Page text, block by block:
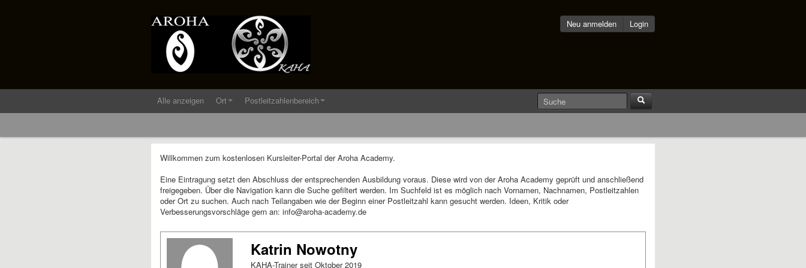
Neu anmelden Login
Alle anzeigen Ort Postleitzahlenbereich
Willkommen zum kostenlosen Kursleiter-Portal der Aroha Academy.
Eine Eintragung setzt den Abschluss der entsprechenden Ausbildung voraus. Diese wird von der Aroha Academy geprüft und anschließend
freigegeben. Über die Navigation kann die Suche gefiltert werden. Im Suchfeld ist es möglich nach Vornamen, Nachnamen, Postleitzahlen
oder Ort zu suchen. Auch nach Teilangaben wie der Beginn einer Postleitzahl kann gesucht werden. Ideen, Kritik oder
Verbesserungsvorschläge gern an: info@aroha-academy.de
Katrin Nowotny
KAHA-Trainer seit Oktober 2019